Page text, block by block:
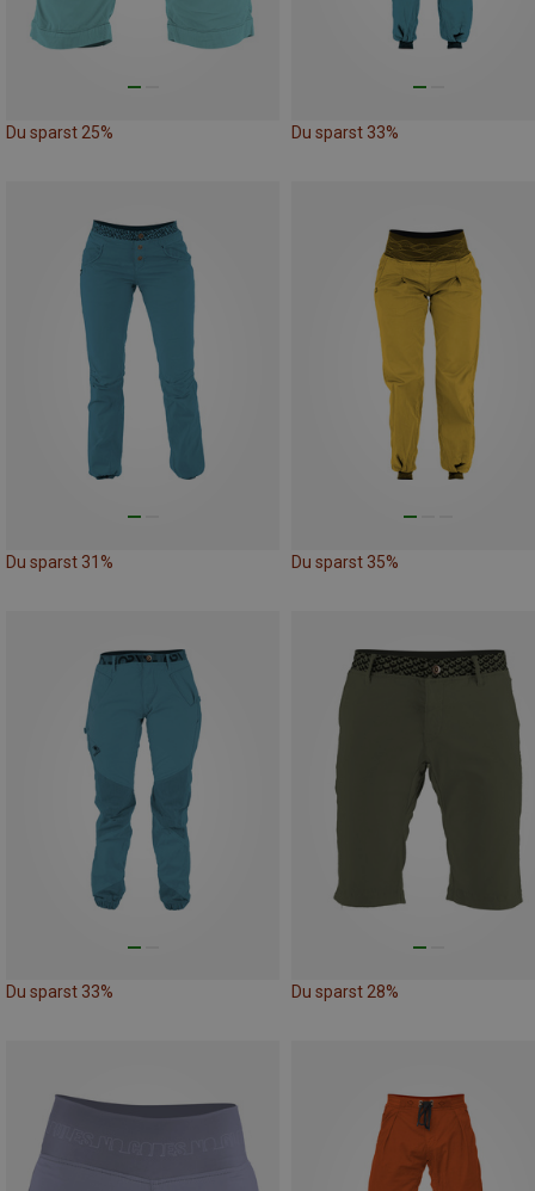
Du sparst 25% Du sparst 33%
Du sparst 31% Du sparst 35%
Du sparst 33% Du sparst 28%